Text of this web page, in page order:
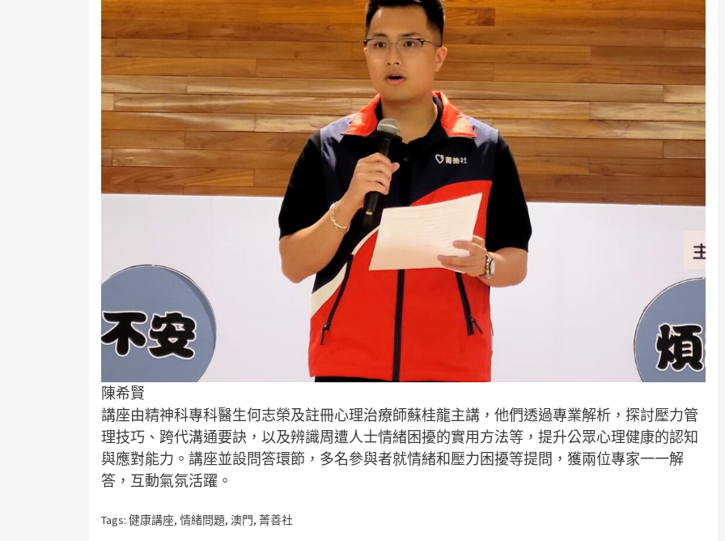
陳希賢
講座由精神科專科醫生何志榮及註冊心理治療師蘇桂龍主講，他們透過專業解析，探討壓力管
理技巧、跨代溝通要訣，以及辨識周遭人士情緒困擾的實用方法等，提升公眾心理健康的認知
與應對能力。講座並設問答環節，多名參與者就情緒和壓力困擾等提問，獲兩位專家一一解
答，互動氣氛活躍。
Tags: 健康講座, 情緒問題, 澳門, 菁善社